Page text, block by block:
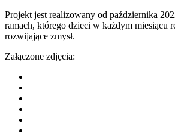
Projekt jest realizowany od października
ramach, którego dzieci w każdym miesiącu
rozwijające zmysł.
Załączone zdjęcia: